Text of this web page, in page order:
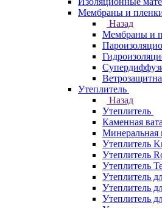
Мембраны и
Назад
Мембраны и
Утеплитель
Назад
Утеплитель
Каменная вата
Минеральная
Утеплитель
Утеплитель
Утеплитель
Утеплитель
Утеплитель
Утеплитель